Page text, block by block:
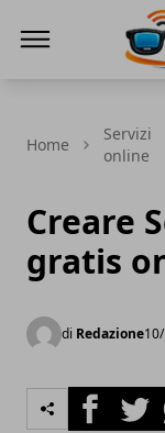
Home
Servizi
online
Creare
gratis
di Redazione
Facebook